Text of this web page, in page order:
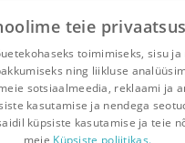
teie
toimimiseks, sisu
ning liikluse
sotsiaalmeedia, reklaami ja
kasutamise ja nendega
küpsiste kasutamise ja teie
meie Küpsiste poliitikas.